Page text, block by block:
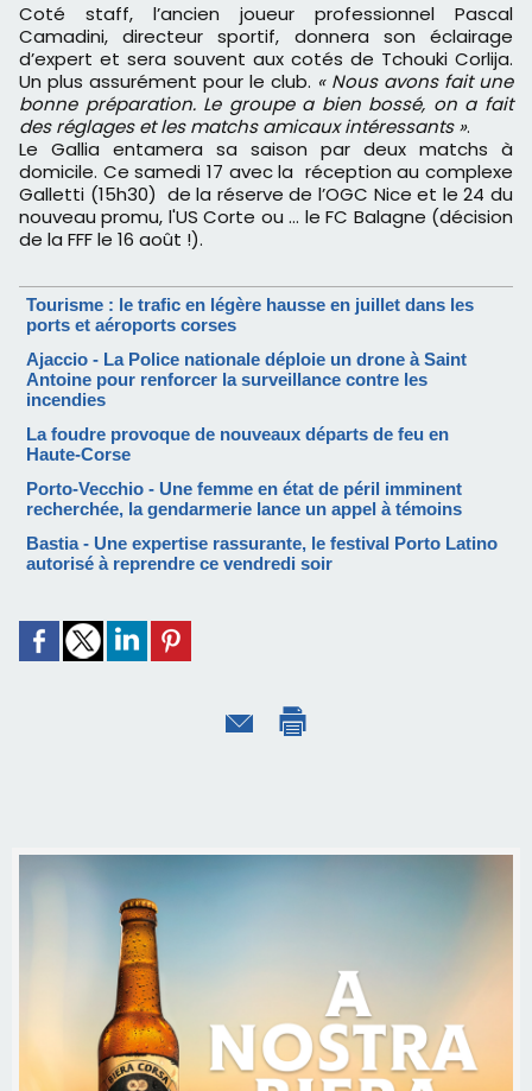
Coté staff, l’ancien joueur professionnel Pascal
Camadini, directeur sportif, donnera son éclairage
d’expert et sera souvent aux cotés de Tchouki Corlija.
Un plus assurément pour le club. « Nous avons fait une
bonne préparation. Le groupe a bien bossé, on a fait
des réglages et les matchs amicaux intéressants ».
Le Gallia entamera sa saison par deux matchs à
domicile. Ce samedi 17 avec la réception au complexe
Galletti (15h30) de la réserve de l’OGC Nice et le 24 du
nouveau promu, l'US Corte ou ... le FC Balagne (décision
de la FFF le 16 août !).
Tourisme : le trafic en légère hausse en juillet dans les
ports et aéroports corses
Ajaccio - La Police nationale déploie un drone à Saint
Antoine pour renforcer la surveillance contre les
incendies
La foudre provoque de nouveaux départs de feu en
Haute-Corse
Porto-Vecchio - Une femme en état de péril imminent
recherchée, la gendarmerie lance un appel à témoins
Bastia - Une expertise rassurante, le festival Porto Latino
autorisé à reprendre ce vendredi soir